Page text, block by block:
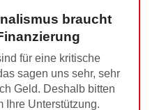
braucht
für eine kritische
sagen uns sehr, sehr
Geld. Deshalb bitten
Ihre Unterstützung.